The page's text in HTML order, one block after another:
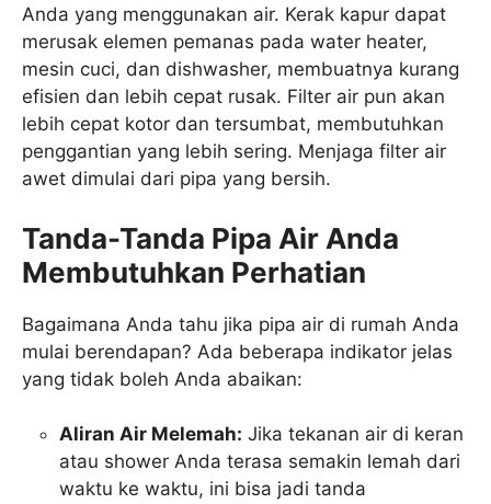
Anda yang menggunakan air. Kerak kapur dapat
merusak elemen pemanas pada water heater,
mesin cuci, dan dishwasher, membuatnya kurang
efisien dan lebih cepat rusak. Filter air pun akan
lebih cepat kotor dan tersumbat, membutuhkan
penggantian yang lebih sering. Menjaga filter air
awet dimulai dari pipa yang bersih.
Tanda-Tanda Pipa Air Anda
Membutuhkan Perhatian
Bagaimana Anda tahu jika pipa air di rumah Anda
mulai berendapan? Ada beberapa indikator jelas
yang tidak boleh Anda abaikan:
Aliran Air Melemah: Jika tekanan air di keran
atau shower Anda terasa semakin lemah dari
waktu ke waktu, ini bisa jadi tanda